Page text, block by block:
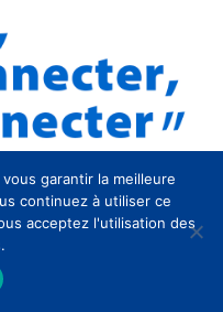
Annuelle
garantir la meilleure
continuez à utiliser ce
acceptez l'utilisation des